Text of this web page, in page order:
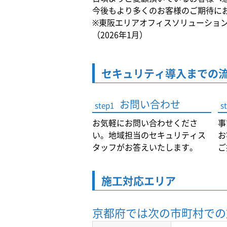
今後もより多くのお客様のご期待
※東阪エリアオフィスソリューショ
（2026年1月）
セキュリティ導入までの
step1 お問い合わせ
お気軽にお問い合わせくださ
い。地域担当のセキュリティス
タッフがお答えいたします。
施工対応エリア
京都府では次の市町村で